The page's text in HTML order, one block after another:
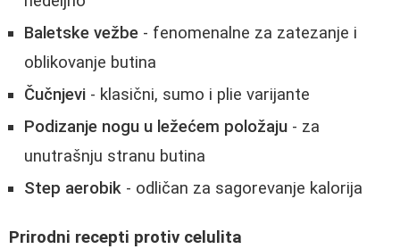
Baletske vežbe - fenomenalne za zatezanje i
oblikovanje butina
Čučnjevi - klasični, sumo i plie varijante
Podizanje nogu u ležećem položaju - za
unutrašnju stranu butina
Step aerobik - odličan za sagorevanje kalorija
Prirodni recepti protiv celulita